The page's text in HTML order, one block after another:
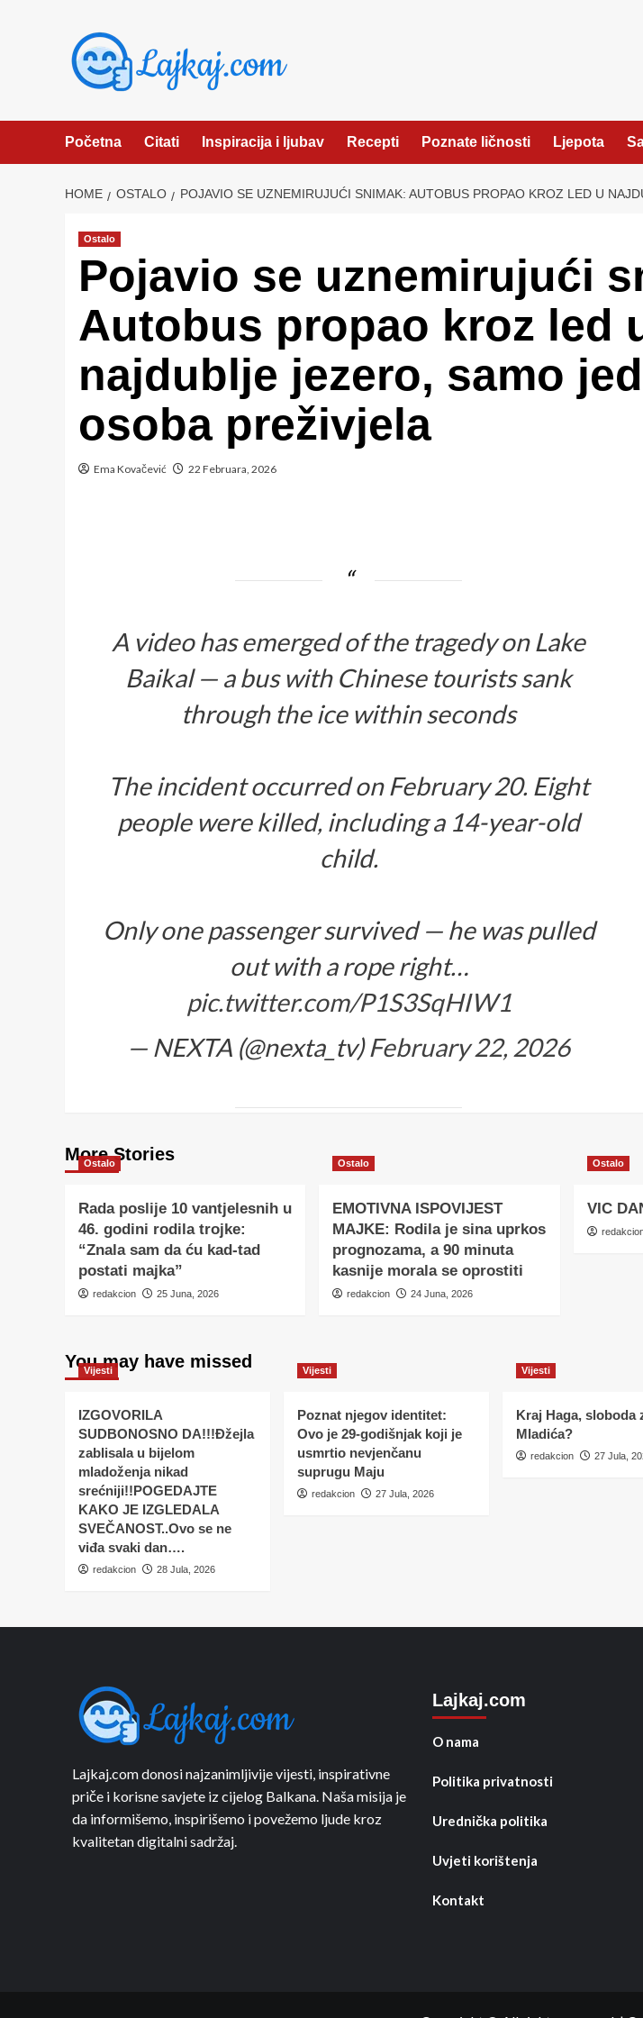
Početna Citati Inspiracija i ljubav Recepti Poznate ličnosti Ljepota
HOME OSTALO POJAVIO SE UZNEMIRUJUĆI SNIMAK: AUTOBUS PROPAO KROZ LED U
Ostalo
Pojavio se uznemirujući
Autobus propao kroz led
najdublje jezero, samo
osoba preživjela
Ema Kovačević 22 Februara, 2026
A video has emerged of the tragedy on Lake
Baikal — a bus with Chinese tourists sank
through the ice within seconds
The incident occurred on February 20. Eight
people were killed, including a 14-year-old
child.
Only one passenger survived — he was pulled
out with a rope right…
pic.twitter.com/P1S3SqHIW1
— NEXTA (@nexta_tv)February 22, 2026
More Stories
Ostalo
Rada poslije 10 vantjelesnih u
46. godini rodila trojke:
“Znala sam da ću kad-tad
postati majka”
redakcion 25 Juna, 2026
Ostalo
EMOTIVNA ISPOVIJEST
MAJKE: Rodila je sina uprkos
prognozama, a 90 minuta
kasnije morala se oprostiti
redakcion 24 Juna, 2026
Ostalo
VIC
You may have missed
Vijesti
IZGOVORILA
SUDBONOSNO DA!!!Đžejla
zablisala u bijelom
mladoženja nikad
srećniji!!POGEDAJTE
KAKO JE IZGLEDALA
SVEČANOST..Ovo se ne
viđa svaki dan….
redakcion 28 Jula, 2026
Vijesti
Poznat njegov identitet:
Ovo je 29-godišnjak koji je
usmrtio nevjenčanu
suprugu Maju
redakcion 27 Jula, 2026
Vijesti
Kraj Haga, sloboda
Mladića?
redakcion 27 Jula,
Lajkaj.com donosi najzanimljivije vijesti, inspirativne
priče i korisne savjete iz cijelog Balkana. Naša misija je
da informišemo, inspirišemo i povežemo ljude kroz
kvalitetan digitalni sadržaj.
Lajkaj.com
O nama
Politika privatnosti
Urednička politika
Uvjeti korištenja
Kontakt